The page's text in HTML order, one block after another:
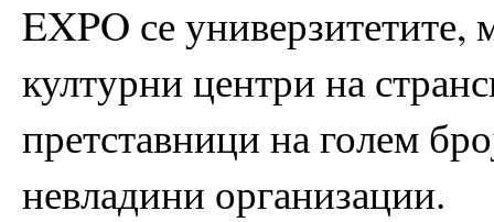
EXPO се универзитетите,
културни центри на
претставници на голем
невладини организации.